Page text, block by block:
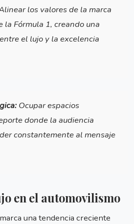
los valores de la marca
la Fórmula 1, creando una
el lujo y la excelencia
Ocupar espacios
donde la audiencia
constantemente al mensaje
en el automovilismo
una tendencia creciente